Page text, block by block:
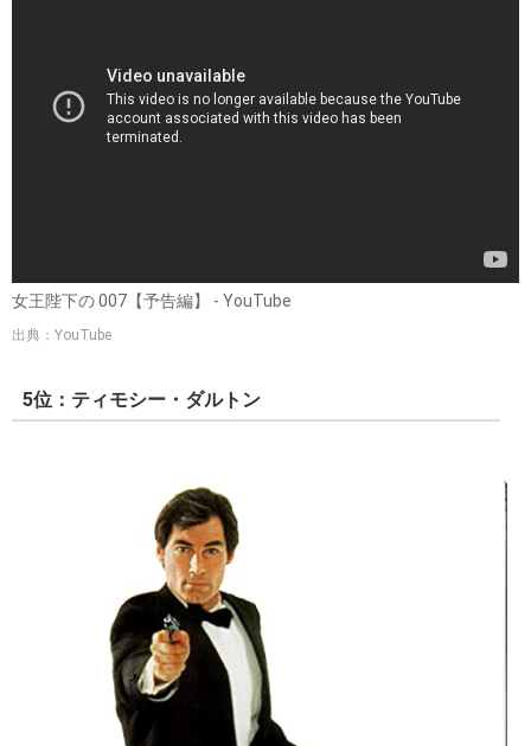
女王陛下の 007【予告編】 - YouTube
出典：YouTube
5位：ティモシー・ダルトン